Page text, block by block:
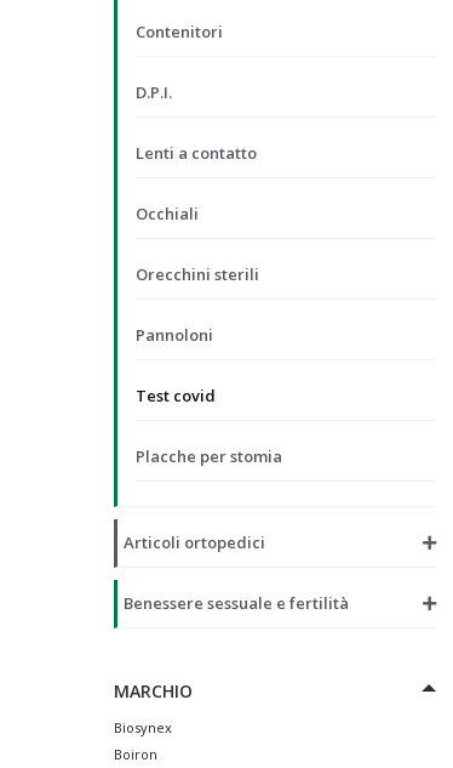
Contenitori
D.P.I.
Lenti a contatto
Occhiali
Orecchini sterili
Pannoloni
Test covid
Placche per stomia
Articoli ortopedici
Benessere sessuale e fertilità
MARCHIO
Biosynex
Boiron